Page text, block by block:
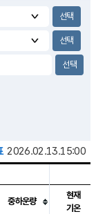
2026.02.13.15:00
중하운량
현재
기온